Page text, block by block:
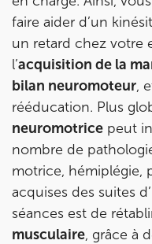
faire aider d’un
un retard chez votre
l’acquisition de la
bilan neuromoteur,
rééducation. Plus
neuromotrice peut
nombre de
motrice, hémiplégie,
acquises des suites
séances est de
musculaire, grâce à
Prenez RDV sur
IK BOIS
1 Rue
1 Rue
01 43 50 50 81
Prenez RDV sur
Prenez RDV sur
IK OLYMPE